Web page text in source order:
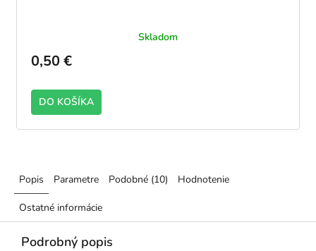
Skladom
0,50 €
DO KOŠÍKA
Popis Parametre Podobné (10) Hodnotenie
Ostatné informácie
Podrobný popis